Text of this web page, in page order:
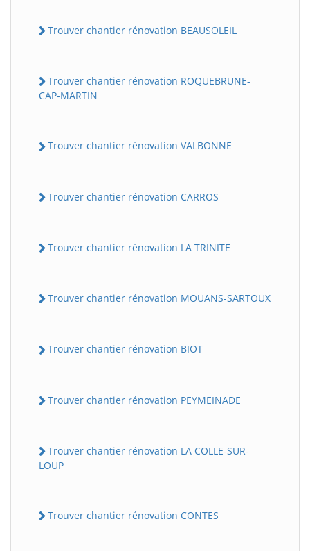
Trouver chantier rénovation BEAUSOLEIL
Trouver chantier rénovation ROQUEBRUNE-
CAP-MARTIN
Trouver chantier rénovation VALBONNE
Trouver chantier rénovation CARROS
Trouver chantier rénovation LA TRINITE
Trouver chantier rénovation MOUANS-SARTOUX
Trouver chantier rénovation BIOT
Trouver chantier rénovation PEYMEINADE
Trouver chantier rénovation LA COLLE-SUR-
LOUP
Trouver chantier rénovation CONTES